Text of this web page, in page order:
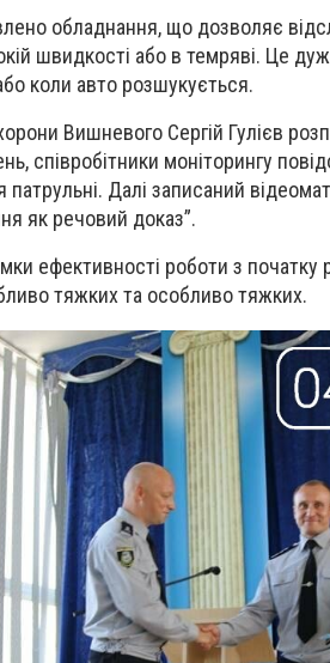
обладнання, що дозволяє
швидкості або в темряві. Це
коли авто розшукується.
Вишневого Сергій Гулієв
співробітники моніторингу
патрульні. Далі записаний
як речовий доказ”.
ефективності роботи з
тяжких та особливо тяжких.